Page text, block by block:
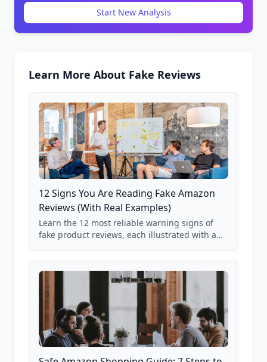
Start New Analysis
Learn More About Fake Reviews
12 Signs You Are Reading Fake Amazon
Reviews (With Real Examples)
Learn the 12 most reliable warning signs of
fake product reviews, each illustrated with a
85,000+ analyzed Amazon listings.